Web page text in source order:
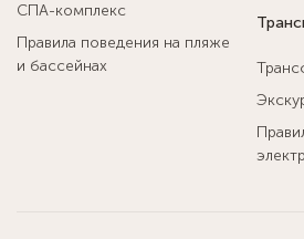
СПА-комплекс
Правила поведения на пляже
и бассейнах